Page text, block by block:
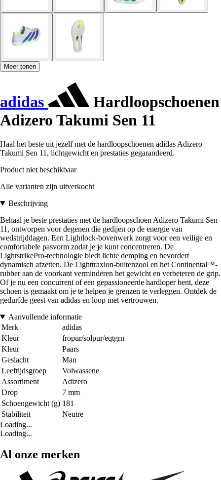
Meer tonen
adidas
Hardloopschoenen
Adizero Takumi Sen 11
Haal het beste uit jezelf met de hardloopschoenen adidas Adizero
Takumi Sen 11, lichtgewicht en prestaties gegarandeerd.
Product niet beschikbaar
Alle varianten zijn uitverkocht
Beschrijving
Behaal je beste prestaties met de hardloopschoen Adizero Takumi Sen
11, ontworpen voor degenen die gedijen op de energie van
wedstrijddagen. Een Lightlock-bovenwerk zorgt voor een veilige en
comfortabele pasvorm zodat je je kunt concentreren. De
LightstrikePro-technologie biedt lichte demping en bevordert
dynamisch afzetten. De Lighttraxion-buitenzool en het Continental™-
rubber aan de voorkant verminderen het gewicht en verbeteren de grip.
Of je nu een concurrent of een gepassioneerde hardloper bent, deze
schoen is gemaakt om je te helpen je grenzen te verleggen. Ontdek de
gedurfde geest van adidas en loop met vertrouwen.
Aanvullende informatie
Merk
adidas
Kleur
fropur/solpur/eqtgrn
Kleur
Paars
Geslacht
Man
Leeftijdsgroep
Volwassene
Assortiment
Adizero
Drop
7 mm
Schoengewicht (g) 181
Stabiliteit
Neutre
Loading...
Loading...
Al onze merken